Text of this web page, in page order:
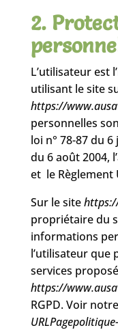
2.
L’utilisateur est
utilisant le site
https://
personnelles
loi n° 78-87 du 6
du 6 août 2004,
et le Règlement
Sur le site
propriétaire du
informations
l’utilisateur que
services
https://
RGPD. Voir